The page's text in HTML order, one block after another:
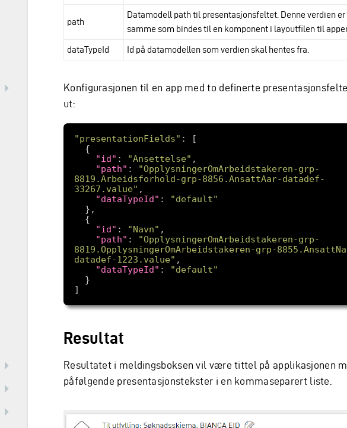
path
Datamodell path til presentasjonsfeltet. Denne verdien er
samme som bindes til en komponent i layoutfilen til
dataTypeId Id på datamodellen som verdien skal hentes fra.
Konfigurasjonen til en app med to definerte
ut:
"presentationFields"
"id" : "Ansettelse"
"path" :
"OpplysningerOmArbeidstakeren-grp-
8819.Arbeidsforhold-grp-8856.AnsattAar-datadef-
33267.value"
"dataTypeId" :
"default"
"id" : "Navn"
"path" :
"OpplysningerOmArbeidstakeren-grp-
8819.OpplysningerOmArbeidstakeren-grp-
datadef-1223.value"
"dataTypeId" :
"default"
Resultat
Resultatet i meldingsboksen vil være tittel på applikasjonen
påfølgende presentasjonstekster i en kommaseparert liste.